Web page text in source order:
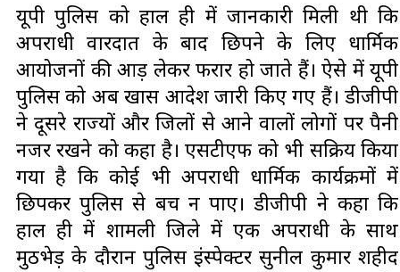
यूपी पुलिस को हाल ही में जानकारी मिली थी कि
अपराधी वारदात के बाद छिपने के लिए धार्मिक
आयोजनों की आड़ लेकर फरार हो जाते हैं। ऐसे में यूपी
पुलिस को अब खास आदेश जारी किए गए हैं। डीजीपी
ने दूसरे राज्यों और जिलों से आने वालों लोगों पर पैनी
नजर रखने को कहा है। एसटीएफ को भी सक्रिय किया
गया है कि कोई भी अपराधी धार्मिक कार्यक्रमों में
छिपकर पुलिस से बच न पाए। डीजीपी ने कहा कि
हाल ही में शामली जिले में एक अपराधी के साथ
मुठभेड़ के दौरान पुलिस इंस्पेक्टर सुनील कुमार शहीद